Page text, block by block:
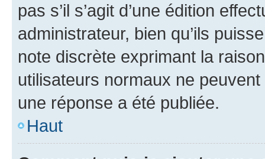
pas s’il s’agit d’une édition
administrateur, bien qu’ils
note discrète exprimant la
utilisateurs normaux ne
une réponse a été publiée.
Haut